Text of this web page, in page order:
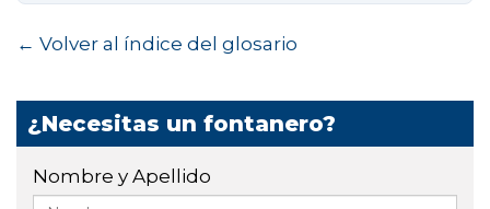
← Volver al índice del glosario
¿Necesitas un fontanero?
Nombre y Apellido